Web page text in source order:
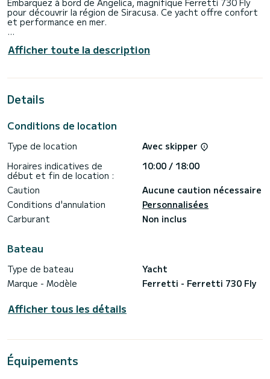
pour découvrir la région de Siracusa. Ce yacht offre confort
et performance en mer.
d'exception sur ce bateau d'une longueur de 23 mètres. Sa
capacité d'embarcation est de personnes.
Il possède notamment les équipements suivants : TV, Haut-
Plateforme de bain .
Afficher toute la description
Details
Conditions de location
Type de location
Avec skipper
Horaires indicatives de
début et fin de location :
10:00 / 18:00
Caution
Aucune caution nécessaire
Conditions d'annulation
Personnalisées
Carburant
Non inclus
Bateau
Type de bateau
Yacht
Marque - Modèle
Ferretti - Ferretti 730 Fly
Afficher tous les détails
Équipements